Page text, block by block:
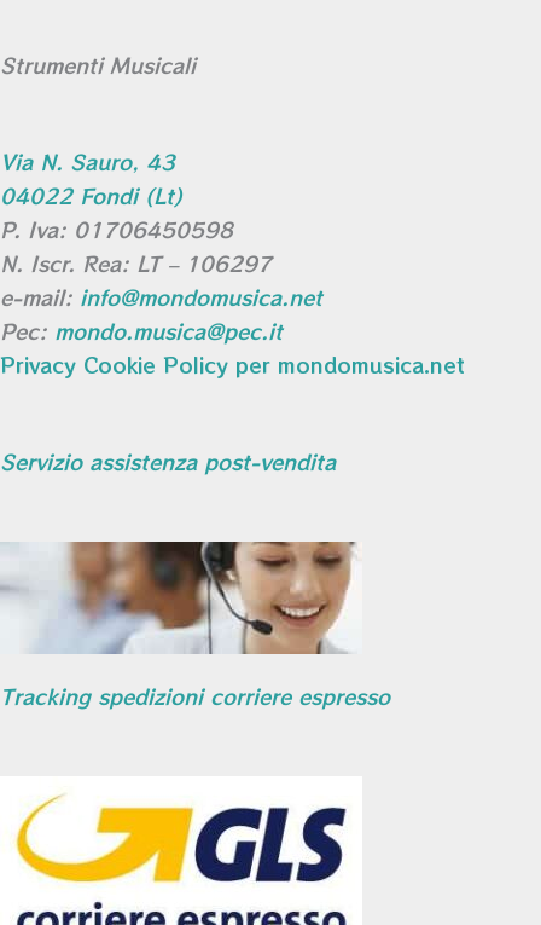
Strumenti Musicali
Via N. Sauro, 43
04022 Fondi (Lt)
P. Iva: 01706450598
N. Iscr. Rea: LT – 106297
e-mail: info@mondomusica.net
Pec: mondo.musica@pec.it
Privacy Cookie Policy per mondomusica.net
Servizio assistenza post-vendita
Tracking spedizioni corriere espresso